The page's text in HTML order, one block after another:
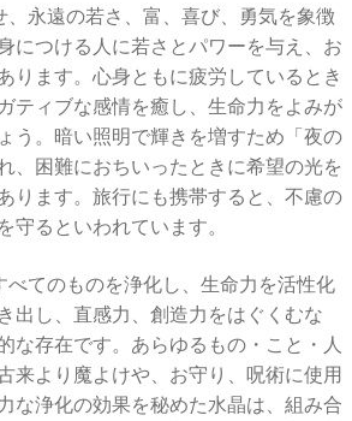
永遠の若さ、富、喜び、勇気を象徴
につける人に若さとパワーを与え、お
ります。心身ともに疲労しているとき
ティブな感情を癒し、生命力をよみが
う。暗い照明で輝きを増すため「夜の
、困難におちいったときに希望の光を
ります。旅行にも携帯すると、不慮の
守るといわれています。
てのものを浄化し、生命力を活性化
出し、直感力、創造力をはぐくむな
な存在です。あらゆるもの・こと・人
来より魔よけや、お守り、呪術に使用
な浄化の効果を秘めた水晶は、組み合